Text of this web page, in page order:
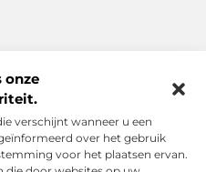
onze
verschijnt wanneer u een
over het gebruik
voor het plaatsen ervan.
leven verrijken.
en artikelen die je inspireren,
elke dag, voor iedereen.